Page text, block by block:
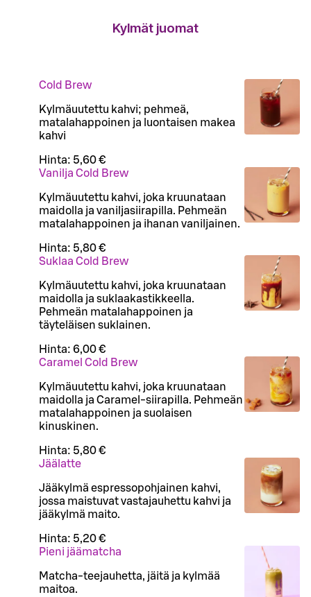
Kylmät juomat
Cold Brew
Kylmäuutettu kahvi; pehmeä,
matalahappoinen ja luontaisen makea
kahvi
Hinta: 5,60 €
Vanilja Cold Brew
Kylmäuutettu kahvi, joka kruunataan
maidolla ja vaniljasiirapilla. Pehmeän
matalahappoinen ja ihanan vaniljainen.
Hinta: 5,80 €
Suklaa Cold Brew
Kylmäuutettu kahvi, joka kruunataan
maidolla ja suklaakastikkeella.
Pehmeän matalahappoinen ja
täyteläisen suklainen.
Hinta: 6,00 €
Caramel Cold Brew
Kylmäuutettu kahvi, joka kruunataan
maidolla ja Caramel-siirapilla. Pehmeän
matalahappoinen ja suolaisen
kinuskinen.
Hinta: 5,80 €
Jäälatte
Jääkylmä espressopohjainen kahvi,
jossa maistuvat vastajauhettu kahvi ja
jääkylmä maito.
Hinta: 5,20 €
Pieni jäämatcha
Matcha-teejauhetta, jäitä ja kylmää
maitoa.